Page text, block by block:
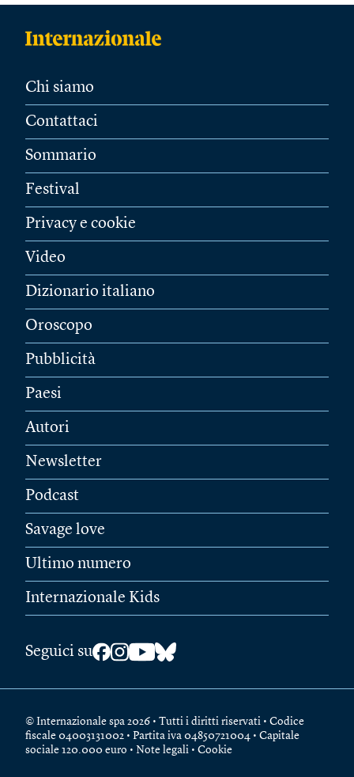
Chi siamo
Contattaci
Sommario
Festival
Privacy e cookie
Video
Dizionario italiano
Oroscopo
Pubblicità
Paesi
Autori
Newsletter
Podcast
Savage love
Ultimo numero
Internazionale Kids
Seguici su
© Internazionale spa 2026 • Tutti i diritti riservati • Codice
fiscale 04003131002 • Partita iva 04850721004 • Capitale
sociale 120.000 euro • Note legali • Cookie